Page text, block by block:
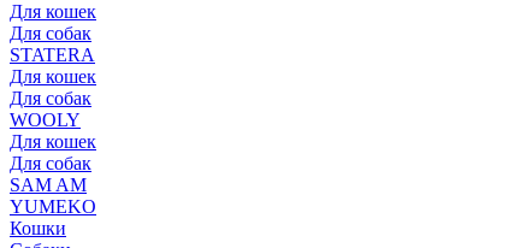
Для кошек
Для собак
STATERA
Для кошек
Для собак
WOOLY
Для кошек
Для собак
SAM AM
YUMEKO
Кошки